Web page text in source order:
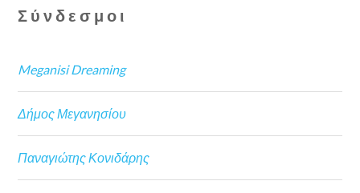
Σύνδεσμοι
Meganisi Dreaming
Δήμος Μεγανησίου
Παναγιώτης Κονιδάρης